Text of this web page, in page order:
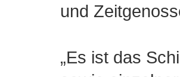
und
„Es ist das